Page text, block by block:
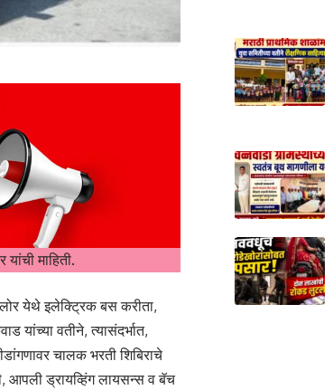
माहिती.
येथे इलेक्ट्रिक बस करीता,
यांच्या वतीने, त्यासंदर्भात,
चालक भरती शिबिराचे
ड्रायव्हिंग लायसन्स व बॅच